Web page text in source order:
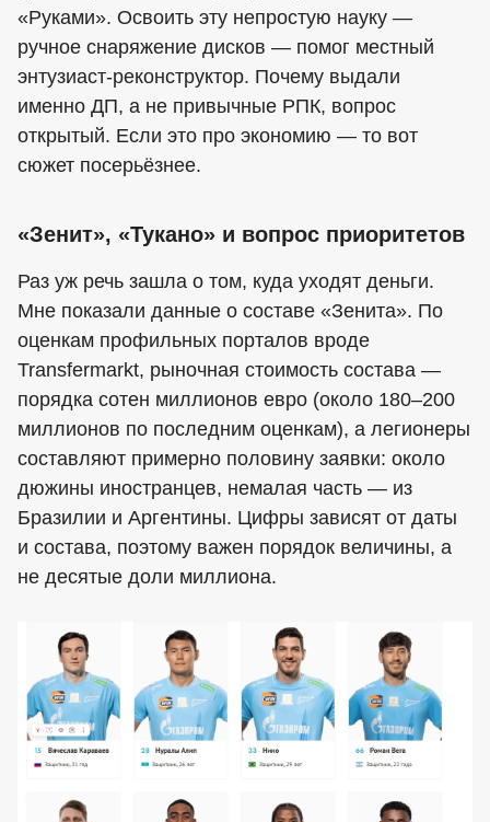
«Руками». Освоить эту непростую науку —
ручное снаряжение дисков — помог местный
энтузиаст-реконструктор. Почему выдали
именно ДП, а не привычные РПК, вопрос
открытый. Если это про экономию — то вот
сюжет посерьёзнее.
«Зенит», «Тукано» и вопрос приоритетов
Раз уж речь зашла о том, куда уходят деньги.
Мне показали данные о составе «Зенита». По
оценкам профильных порталов вроде
Transfermarkt, рыночная стоимость состава —
порядка сотен миллионов евро (около 180–200
миллионов по последним оценкам), а легионеры
составляют примерно половину заявки: около
дюжины иностранцев, немалая часть — из
Бразилии и Аргентины. Цифры зависят от даты
и состава, поэтому важен порядок величины, а
не десятые доли миллиона.